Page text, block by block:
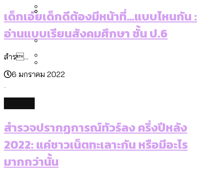
สังเกตการณ์การเลือกตั้งชวนคุยกันถึงบท
เรียนที่เราได้รับจากเลือกตั้ง กรุงเทพฯ –
พัทยา
ปีนกำแพงส่องซีรีส์จีน: จีนส่งออกภาพ
สำรวจรายได้จากการจัดเก็บภาษีใน
สูงอายุระดับสุดยอด
ของ 50 เขตในกรุงเทพฯ
กรุงเทพฯ เมืองสังคมผู้สูงอายุ [ข้อมูลดิบ]
สวนสาธารณะและพื้นที่สีเขียวใน กทม.
เด็กเอ๋ยเด็กดีต้องมีหน้าที่…แบบไหนกัน :
อ่านแบบเรียนสังคมศึกษา ชั้น ป.6
สำร...
6 มกราคม 2022
สำรวจปรากฏการณ์ทัวร์ลง ครึ่งปีหลัง
2022: แค่ชาวเน็ตทะเลาะกัน หรือมีอะไร
มากกว่านั้น